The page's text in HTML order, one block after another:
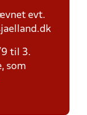
evt.
til 3.
som